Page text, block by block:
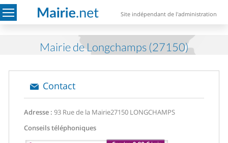
Site indépendant de l'administration
Mairie de Longchamps (27150)
Contact
Adresse : 93 Rue de la Mairie27150 LONGCHAMPS
Conseils téléphoniques